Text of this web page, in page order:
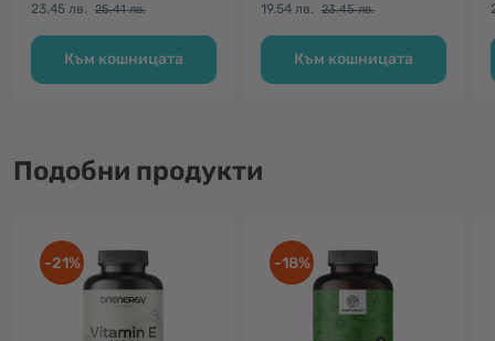
23.45 лв. 25.41 лв.
Към кошницата
19.54 лв. 23.45 лв.
Към кошницата
Подобни продукти
-21% -18%